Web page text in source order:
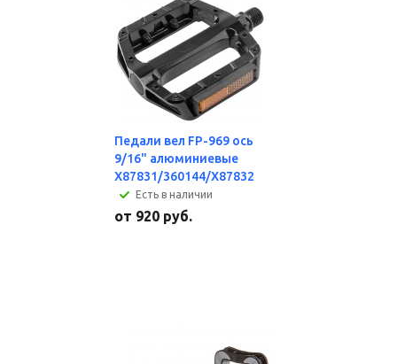
Педали вел FP-969 ось
9/16" алюминиевые
X87831/360144/X87832
Есть в наличии
от 920 руб.